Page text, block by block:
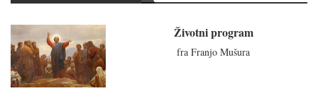
Životni program
fra Franjo Mušura